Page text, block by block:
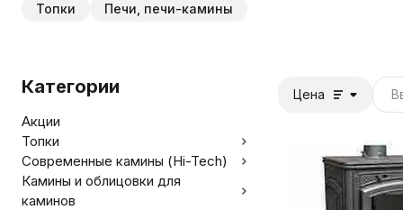
Топки Печи, печи-камины
Цена
Категории
Акции
Топки
Современные камины (Hi-Tech)
Камины и облицовки для
каминов